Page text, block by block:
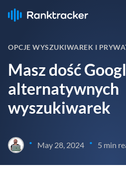
OPCJE WYSZUKIWAREK I
Masz dość
alternatywnych
wyszukiwarek
• May 28, 2024 • 5 min